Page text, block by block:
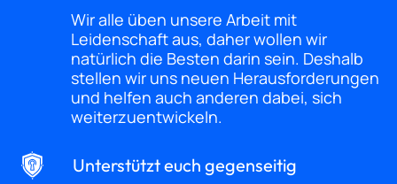
Wir alle üben unsere Arbeit mit
Leidenschaft aus, daher wollen wir
natürlich die Besten darin sein. Deshalb
stellen wir uns neuen Herausforderungen
und helfen auch anderen dabei, sich
weiterzuentwickeln.
Unterstützt euch gegenseitig